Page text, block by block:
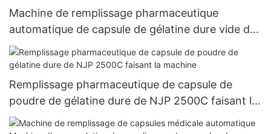
Machine de remplissage pharmaceutique
automatique de capsule de gélatine dure vide de
pilule de granule de poudre de remplissage de
capsule Njp 1500D
Remplissage pharmaceutique de capsule de
poudre de gélatine dure de NJP 2500C faisant la
machine